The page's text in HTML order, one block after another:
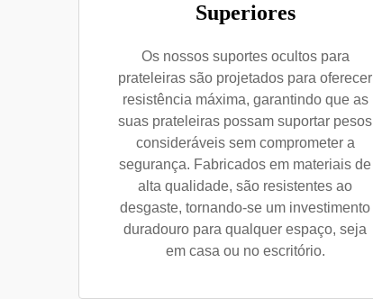
Superiores
Os nossos suportes ocultos para
prateleiras são projetados para oferecer
resistência máxima, garantindo que as
suas prateleiras possam suportar pesos
consideráveis sem comprometer a
segurança. Fabricados em materiais de
alta qualidade, são resistentes ao
desgaste, tornando-se um investimento
duradouro para qualquer espaço, seja
em casa ou no escritório.